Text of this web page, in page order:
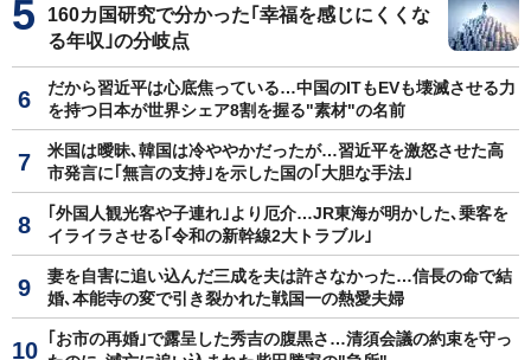
160カ国研究で分かった｢幸福を感じにくくな
る年収｣の分岐点
だから習近平は心底焦っている…中国のITもEVも壊滅させる力
を持つ日本が世界シェア8割を握る"素材"の名前
米国は曖昧､韓国は冷ややかだったが…習近平を激怒させた高
市発言に｢無言の支持｣を示した国の｢大胆な手法｣
｢外国人観光客や子連れ｣より厄介…JR東海が明かした､乗客を
イライラさせる｢令和の新幹線2大トラブル｣
妻を自害に追い込んだ三成を夫は許さなかった…信長の命で結
婚､本能寺の変で引き裂かれた戦国一の熱愛夫婦
｢お市の再婚｣で露呈した秀吉の腹黒さ…清須会議の約束を守っ